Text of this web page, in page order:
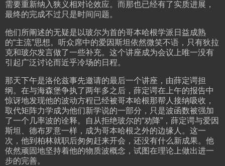
需要重新纳入狭义相对论效应。而那也已经有了实质进展，
最终的完成不过只是时间问题。
他们所阐述的无疑是以玻尔为首的哥本哈根学派日益成熟
的“主流”思想。听众席中的爱因斯坦依然微笑不语，只有狄拉
克和玻尔发言做了一些补充。这个讲座成为会议上唯一没有
引起广泛讨论而近乎冷场的日程。
那天下午是洛伦兹事先邀请的最后一个讲座，由薛定谔担
纲。在与海森堡争执了两年多之后，薛定谔在上午的报告中
惊讶地发现他的波动方程已经被哥本哈根那帮人接纳吸收，
取代矩阵力学成为他们新学说的一部分，只是波函数被强加
了一个几率波的诠释。自从拒绝玻尔的“劝降”，薛定谔与爱因
斯坦、德布罗意一样，成为哥本哈根之外的边缘人。这一
次，他到柏林就职后匆匆赶来开会，还没有什么新成果。他
依然顽固地坚持着他的物质波概念，试图在理论上做出进一
步的完善。